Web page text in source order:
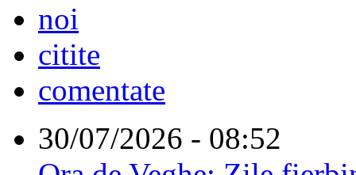
noi
citite
comentate
30/07/2026 - 08:52